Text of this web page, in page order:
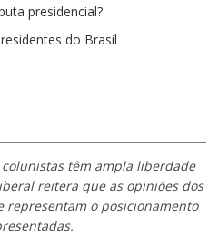
presidencial?
do Brasil
têm ampla liberdade
reitera que as opiniões dos
representam o posicionamento